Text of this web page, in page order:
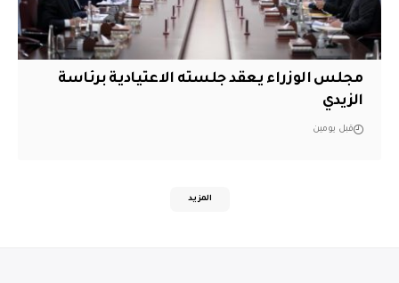
مجلس الوزراء يعقد جلسته الاعتيادية برئاسة
الزيدي
قبل يومين
المزيد